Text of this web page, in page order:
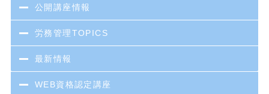
公開講座情報
労務管理TOPICS
最新情報
WEB資格認定講座